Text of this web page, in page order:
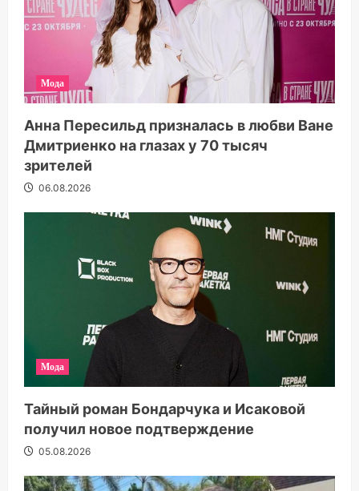
Мода
Анна Пересильд призналась в любви Ване
Дмитриенко на глазах у 70 тысяч
зрителей
06.08.2026
Мода
Тайный роман Бондарчука и Исаковой
получил новое подтверждение
05.08.2026